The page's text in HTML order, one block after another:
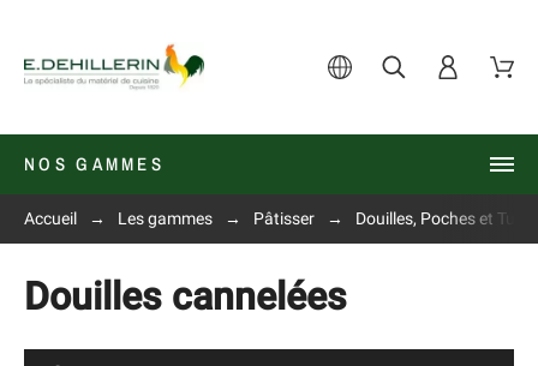
NOS GAMMES
Accueil Les gammes Pâtisser Douilles, Poches et Tube
Douilles cannelées